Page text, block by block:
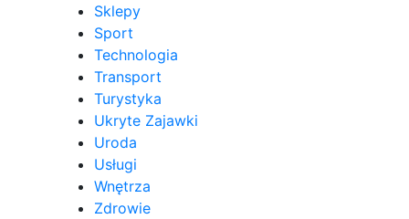
Sklepy
Sport
Technologia
Transport
Turystyka
Ukryte Zajawki
Uroda
Usługi
Wnętrza
Zdrowie